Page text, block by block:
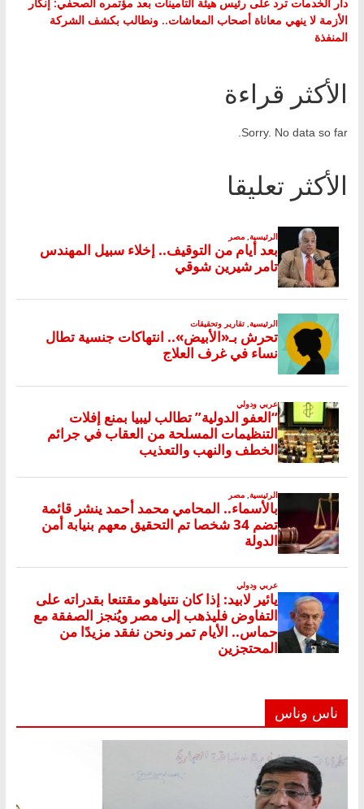
دار الخدمات ترد على رئيس هيئة التأمينات بعد مؤتمره الصحفي: إنكار
الأزمة لا ينهي معاناة أصحاب المعاشات.. ونطالب بكشف الشركة
المنفذة
الأكثر قراءة
Sorry. No data so far.
الأكثر تعليقا
ناس وناس